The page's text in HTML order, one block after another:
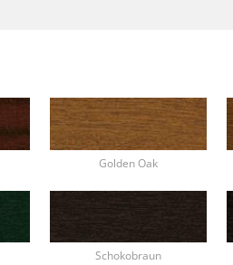
Golden Oak
Schokobraun